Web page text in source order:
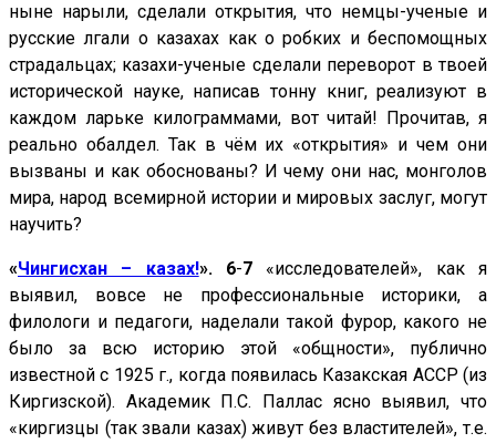
ныне нарыли, сделали открытия, что немцы-ученые и
русские лгали о казахах как о робких и беспомощных
страдальцах; казахи-ученые сделали переворот в твоей
исторической науке, написав тонну книг, реализуют в
каждом ларьке килограммами, вот читай! Прочитав, я
реально обалдел. Так в чём их «открытия» и чем они
вызваны и как обоснованы? И чему они нас, монголов
мира, народ всемирной истории и мировых заслуг, могут
научить?
«Чингисхан – казах!». 6-7 «исследователей», как я
выявил, вовсе не профессиональные историки, а
филологи и педагоги, наделали такой фурор, какого не
было за всю историю этой «общности», публично
известной с 1925 г., когда появилась Казакская АССР (из
Киргизской). Академик П.С. Паллас ясно выявил, что
«киргизцы (так звали казах) живут без властителей», т.е.